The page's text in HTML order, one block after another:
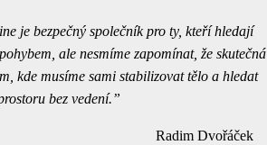
je bezpečný společník pro ty, kteří hledají
ale nesmíme zapomínat, že skutečná
kde musíme sami stabilizovat tělo a hledat
bez vedení.
Radim Dvořáček